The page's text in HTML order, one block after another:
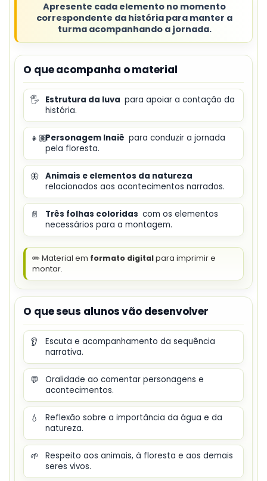
Apresente cada elemento no momento
correspondente da história para manter a
turma acompanhando a jornada.
O que acompanha o material
🖐️ Estrutura da luva para apoiar a contação da
história.
👧🏽Personagem Inaiê para conduzir a jornada
pela floresta.
🦋 Animais e elementos da natureza
relacionados aos acontecimentos narrados.
📄 Três folhas coloridas com os elementos
necessários para a montagem.
✏️ Material em formato digitalpara imprimir e
montar.
O que seus alunos vão desenvolver
👂
Escuta e acompanhamento da sequência
narrativa.
💬
Oralidade ao comentar personagens e
acontecimentos.
💧
Reflexão sobre a importância da água e da
natureza.
🌱
Respeito aos animais, à floresta e aos demais
seres vivos.